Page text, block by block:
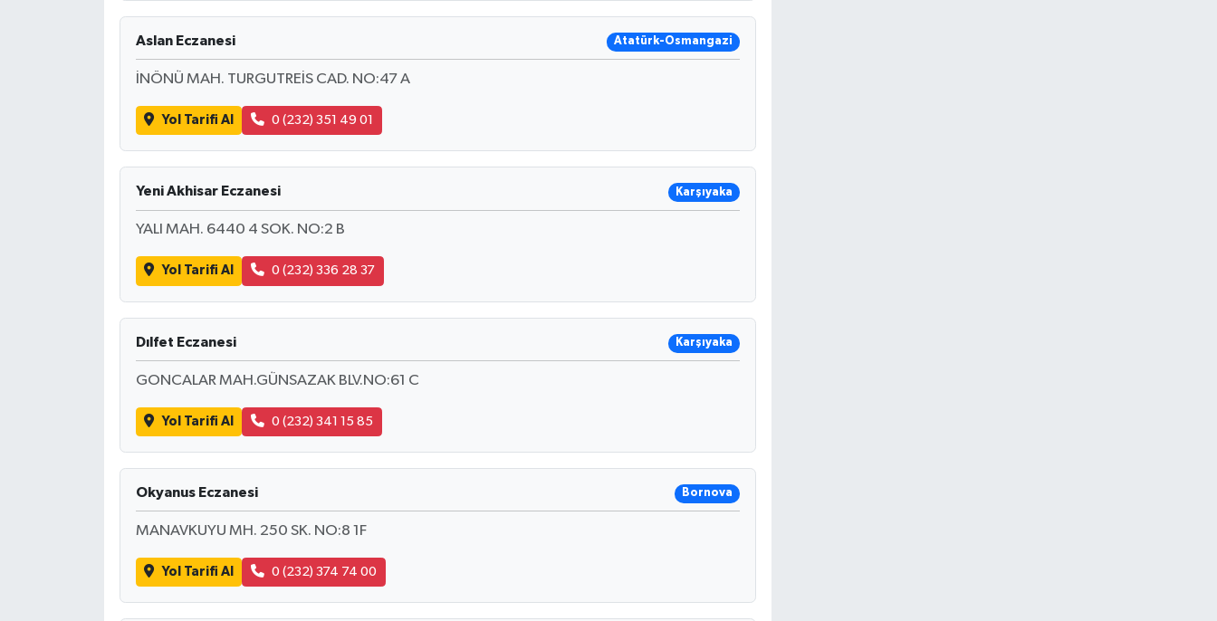
Aslan Eczanesi Atatürk-Osmangazi
İNÖNÜ MAH. TURGUTREİS CAD. NO:47 A
Yol Tarifi Al 0 (232) 351 49 01
Yeni Akhisar Eczanesi Karşıyaka
YALI MAH. 6440 4 SOK. NO:2 B
Yol Tarifi Al 0 (232) 336 28 37
Dılfet Eczanesi Karşıyaka
GONCALAR MAH.GÜNSAZAK BLV.NO:61 C
Yol Tarifi Al 0 (232) 341 15 85
Okyanus Eczanesi Bornova
MANAVKUYU MH. 250 SK. NO:8 1F
Yol Tarifi Al 0 (232) 374 74 00
Video Galeri
Yemek Tarifleri